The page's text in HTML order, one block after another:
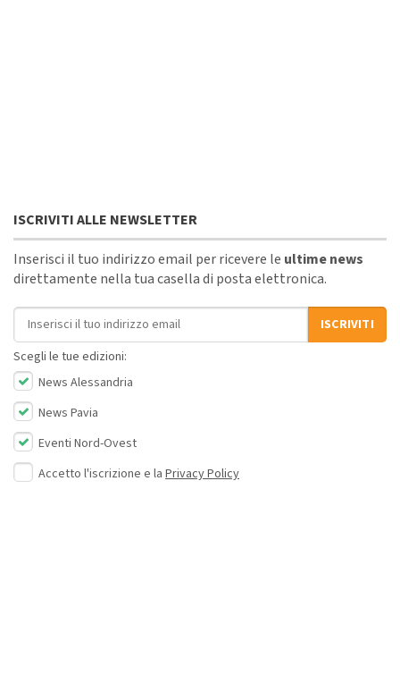
ISCRIVITI ALLE NEWSLETTER
Inserisci il tuo indirizzo email per ricevere le ultime news
direttamente nella tua casella di posta elettronica.
Indirizzo email
ISCRIVITI
Scegli le tue edizioni:
News Alessandria
News Pavia
Eventi Nord-Ovest
Accetto l'iscrizione e la Privacy Policy